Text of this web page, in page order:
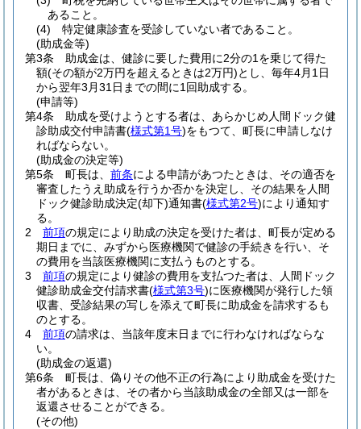
あること。
(4)
特定健康診査を受診していない者であること。
(助成金等)
第3条
助成金は、健診に要した費用に2分の1を乗じて得た
額(その額が2万円を超えるときは2万円)とし、毎年4月1日
から翌年3月31日までの間に1回助成する。
(申請等)
第4条
助成を受けようとする者は、あらかじめ人間ドック健
診助成交付申請書(様式第1号)をもつて、町長に申請しなけ
ればならない。
(助成金の決定等)
第5条
町長は、 前条による申請があつたときは、その適否を
審査したうえ助成を行うか否かを決定し、その結果を人間
ドック健診助成決定(却下)通知書(様式第2号)により通知す
る。
2
前項の規定により助成の決定を受けた者は、町長が定める
期日までに、みずから医療機関で健診の手続きを行い、そ
の費用を当該医療機関に支払うものとする。
3
前項の規定により健診の費用を支払つた者は、人間ドック
健診助成金交付請求書(様式第3号)に医療機関が発行した領
収書、受診結果の写しを添えて町長に助成金を請求するも
のとする。
4
前項の請求は、当該年度末日までに行わなければならな
い。
(助成金の返還)
第6条
町長は、偽りその他不正の行為により助成金を受けた
者があるときは、その者から当該助成金の全部又は一部を
返還させることができる。
(その他)